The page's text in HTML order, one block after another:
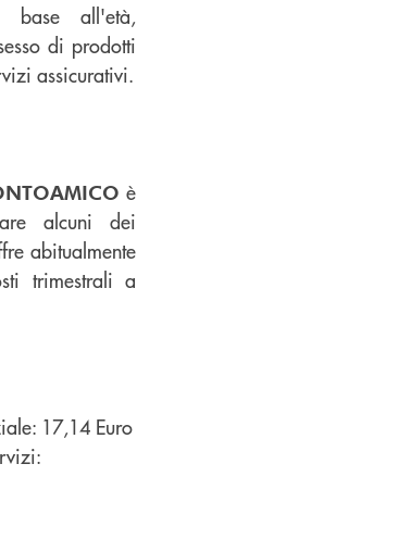
all'età,
di prodotti
assicurativi.
è
alcuni dei
abitualmente
trimestrali a
17,14 Euro